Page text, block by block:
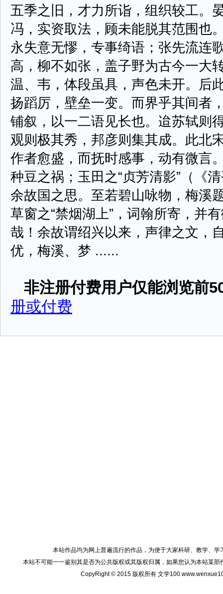
五季之旧，才力所诣，组织较工。
冯，实资取法，顾未能脱其范围也
永失意无憀，专事绮语；张先流连
高，柳不如张，盖子野为古今一大
温、韦，体段虽具，声色未开。后
扬蹈厉，壁垒一变。而界乎其间者
铺叙，以一二语见长也。迨苏轼则
观则极其秀，邦彦则集其成。此北
作者愈盛，而抚时感事，动有微言
种豆之祸；玉田之“贞芳清影”（《
余故国之思。至若碧山咏物，梅溪
草窗之“禁烟湖上”，词翰所寄，并
哉！余故谓绍兴以来，声律之文，
优，梅溪、梦 ......
非注册付费用户仅能浏览前
册或付费
本站作品均为网上普遍流行的作品，为便于大家科研、教学、
本站不可能一一鉴别其是否为公共版权或其版权归属，如果您认为本站某
CopyRight © 2015 版权所有 文学100